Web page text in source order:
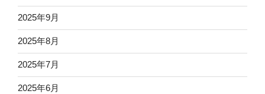
2025年9月
2025年8月
2025年7月
2025年6月